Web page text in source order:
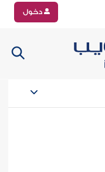
دخول